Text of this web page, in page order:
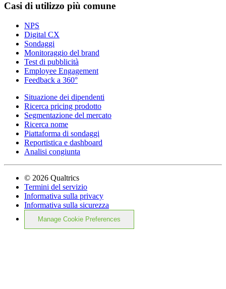
Casi di utilizzo più comune
NPS
Digital CX
Sondaggi
Monitoraggio del brand
Test di pubblicità
Employee Engagement
Feedback a 360°
Situazione dei dipendenti
Ricerca pricing prodotto
Segmentazione del mercato
Ricerca nome
Piattaforma di sondaggi
Reportistica e dashboard
Analisi congiunta
© 2026 Qualtrics
Termini del servizio
Informativa sulla privacy
Informativa sulla sicurezza
Manage Cookie Preferences